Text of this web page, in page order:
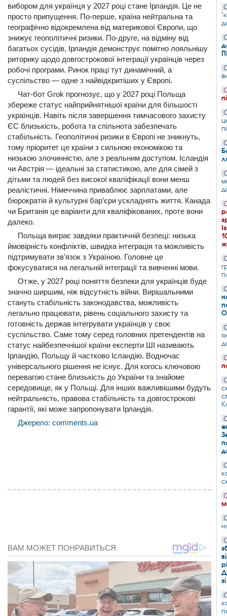
вибором для українця у 2027 році стане Ірландія. Це не
просто припущення. По-перше, країна нейтральна та
географічно відокремлена від материкової Європи, що
знижує геополітичні ризики. По-друге, на відміну від
багатьох сусідів, Ірландія демонструє помітно лояльнішу
риторику щодо довгострокової інтеграції українців через
робочі програми. Ринок праці тут динамічний, а
суспільство — одне з найвідкритіших у Європі.
Чат-бот Grok прогнозує, що у 2027 році Польща
збереже статус найприйнятнішої країни для більшості
українців. Навіть після завершення тимчасового захисту
ЄС близькість, робота та спільнота забезпечать
стабільність. Геополітичні ризики в Європі не зникнуть,
тому пріоритет це країни з сильною економікою та
низькою злочинністю, але з реальним доступом. Ісландія
чи Австрія — ідеальні за статистикою, але для сімей з
дітьми та людей без високої кваліфікації вони менш
реалістичні. Німеччина приваблює зарплатами, але
бюрократія й культурні бар’єри ускладнять життя. Канада
чи Британія це варіанти для кваліфікованих, проте вони
далеко.
Польща виграє завдяки практичній безпеці: низька
ймовірність конфліктів, швидка інтеграція та можливість
підтримувати зв’язок з Україною. Головне це
фокусуватися на легальній інтеграції та вивченні мови.
Отже, у 2027 році поняття безпеки для українців буде
значно ширшим, ніж відсутність війни. Вирішальними
стануть стабільність законодавства, можливість
легально працювати, рівень соціального захисту та
готовність держав інтегрувати українців у своє
суспільство. Саме тому серед головних претендентів на
статус найбезпечнішої країни експерти ШІ називають
Ірландію, Польщу й частково Ісландію. Водночас
універсального рішення не існує. Для когось ключовою
перевагою стане близькість до України та знайоме
середовище, як у Польщі. Для інших важливішими будуть
нейтральність, правова стабільність та довгострокові
гарантії, які може запропонувати Ірландія.
Джерело: comments.ua